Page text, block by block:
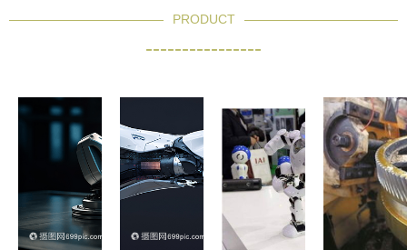
PRODUCT
----------------